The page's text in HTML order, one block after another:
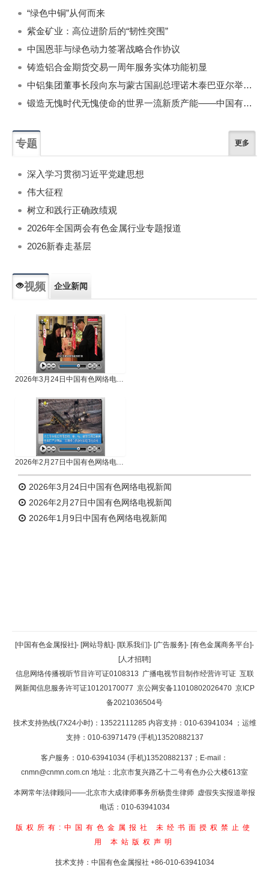
“绿色中铜”从何而来
紫金矿业：高位进阶后的“韧性突围”
中国恩菲与绿色动力签署战略合作协议
铸造铝合金期货交易一周年服务实体功能初显
中铝集团董事长段向东与蒙古国副总理诺木泰巴亚尔举行会谈
锻造无愧时代无愧使命的世界一流新质产能——中国有色金属工业的战略应对与破局之道（二）
专题 更多
深入学习贯彻习近平党建思想
伟大征程
树立和践行正确政绩观
2026年全国两会有色金属行业专题报道
2026新春走基层
视频 企业新闻
2026年3月24日中国有色网络电视新闻
2026年2月27日中国有色网络电视新闻
2026年3月24日中国有色网络电视新闻
2026年2月27日中国有色网络电视新闻
2026年1月9日中国有色网络电视新闻
返回顶部
返回首页
[中国有色金属报社]- [网站导航]- [联系我们]- [广告服务]- [有色金属商务平台]-
[人才招聘]
信息网络传播视听节目许可证0108313 广播电视节目制作经营许可证 互联
网新闻信息服务许可证10120170077 京公网安备11010802026470 京ICP
备2021036504号
技术支持热线(7X24小时)：13522111285 内容支持：010-63941034 ；运维
支持：010-63971479 (手机)13520882137
客户服务：010-63941034 (手机)13520882137；E-mail：
cnmn@cnmn.com.cn 地址：北京市复兴路乙十二号有色办公大楼613室
本网常年法律顾问——北京市大成律师事务所杨贵生律师 虚假失实报道举报
电话：010-63941034
版权所有:中国有色金属报社
未经书面授权禁止使
用 本站版权声明
技术支持：中国有色金属报社 +86-010-63941034